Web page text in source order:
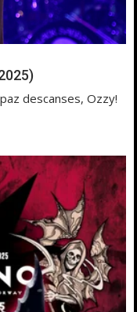
descanses, Ozzy!